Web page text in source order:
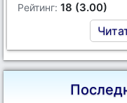
Рейтинг: 18 (3.00)